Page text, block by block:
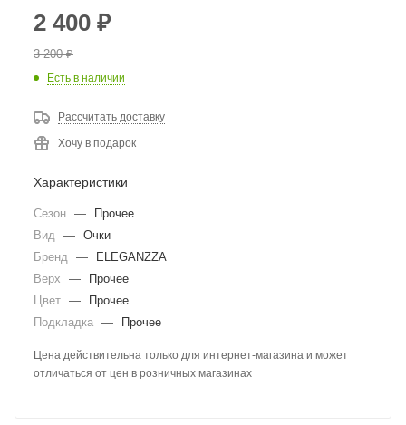
2 400 ₽
3 200₽
Есть в наличии
Рассчитать доставку
Хочу в подарок
Характеристики
Сезон —
Прочее
Вид
— Очки
Бренд
—
ELEGANZZA
Верх
—
Прочее
Цвет —
Прочее
Подкладка — Прочее
Цена действительна только для интернет-магазина и может
отличаться от цен в розничных магазинах